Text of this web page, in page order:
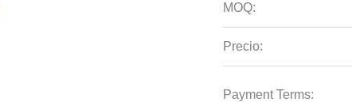
MOQ:
Precio:
Payment Terms: